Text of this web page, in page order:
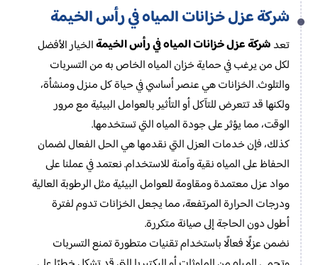
شركة عزل خزانات المياه في رأس الخيمة
تعدشركة عزل خزانات المياه في رأس الخيمةالخيار الأفضل
لكل من يرغب في حماية خزان المياه الخاص به من التسربات
والتلوث. الخزانات هي عنصر أساسي في حياة كل منزل ومنشأة،
ولكنها قد تتعرض للتآكل أو التأثير بالعوامل البيئية مع مرور
الوقت، مما يؤثر على جودة المياه التي تستخدمها.
كذلك، فإن خدمات العزل التي نقدمها هي الحل الفعال لضمان
الحفاظ على المياه نقية وآمنة للاستخدام. نعتمد في عملنا على
مواد عزل معتمدة ومقاومة للعوامل البيئية مثل الرطوبة العالية
ودرجات الحرارة المرتفعة، مما يجعل الخزانات تدوم لفترة
أطول دون الحاجة إلى صيانة متكررة.
نضمن عزلًا فعالًا باستخدام تقنيات متطورة تمنع التسربات